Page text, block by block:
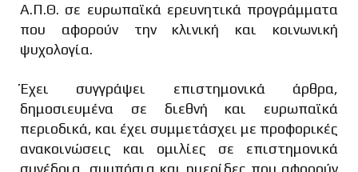
Α.Π.Θ. σε ευρωπαϊκά ερευνητικά προγράμματα
που αφορούν την κλινική και κοινωνική
ψυχολογία.
Έχει συγγράψει επιστημονικά άρθρα,
δημοσιευμένα σε διεθνή και ευρωπαϊκά
περιοδικά, και έχει συμμετάσχει με προφορικές
ανακοινώσεις και ομιλίες σε επιστημονικά
συνέδρια, συμπόσια και ημερίδες που αφορούν